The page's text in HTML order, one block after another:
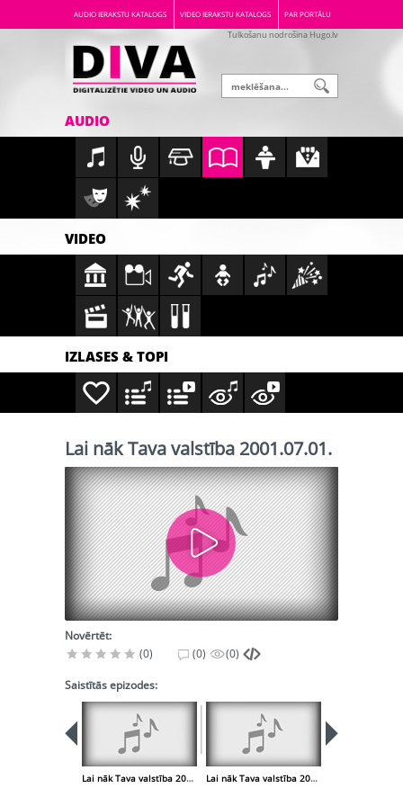
AUDIO IERAKSTU KATALOGS VIDEO IERAKSTU KATALOGS PAR PORTĀLU
Tulkošanu nodrošina Hugo.lv
AUDIO
VIDEO
IZLASES & TOPI
Lai nāk Tava valstība 2001.07.01.
Novērtēt:
(0)
(0) (0)
Saistītās epizodes:
Lai nāk Tava valstība 2001.06.24. Lai nāk Tava valstība 2001.07.08.